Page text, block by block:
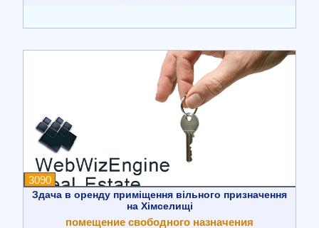
3090
Здача в оренду приміщення вільного призначення
на Хімселищі
помещение свободного назначения